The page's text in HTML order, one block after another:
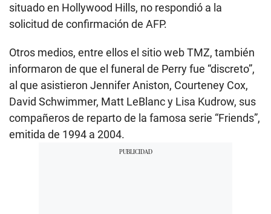
situado en Hollywood Hills, no respondió a la
solicitud de confirmación de AFP.
Otros medios, entre ellos el sitio web TMZ, también
informaron de que el funeral de Perry fue “discreto”,
al que asistieron Jennifer Aniston, Courteney Cox,
David Schwimmer, Matt LeBlanc y Lisa Kudrow, sus
compañeros de reparto de la famosa serie “Friends”,
emitida de 1994 a 2004.